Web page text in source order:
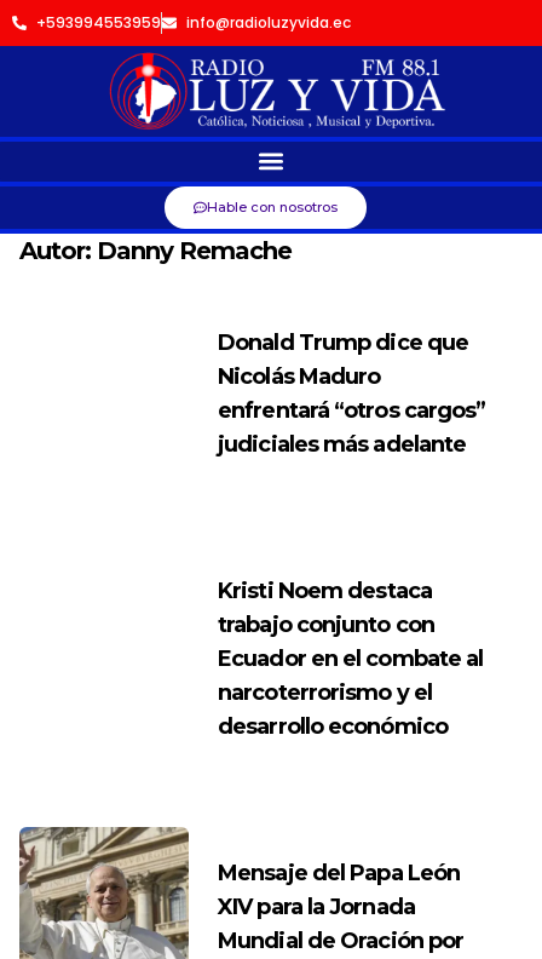
+593994553959 info@radioluzyvida.ec
Hable con nosotros
Autor: Danny Remache
Donald Trump dice que
Nicolás Maduro
enfrentará “otros cargos”
judiciales más adelante
Kristi Noem destaca
trabajo conjunto con
Ecuador en el combate al
narcoterrorismo y el
desarrollo económico
Mensaje del Papa León
XIV para la Jornada
Mundial de Oración por